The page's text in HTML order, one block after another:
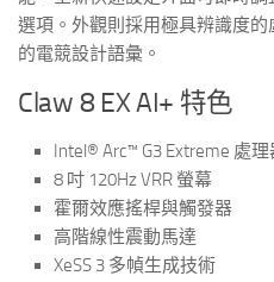
選項。外觀則採用極具辨識度
的電競設計語彙。
Claw 8 EX AI+ 特色
Intel® Arc™ G3 Extreme 處理
8 吋 120Hz VRR 螢幕
霍爾效應搖桿與觸發器
高階線性震動馬達
XeSS 3 多幀生成技術